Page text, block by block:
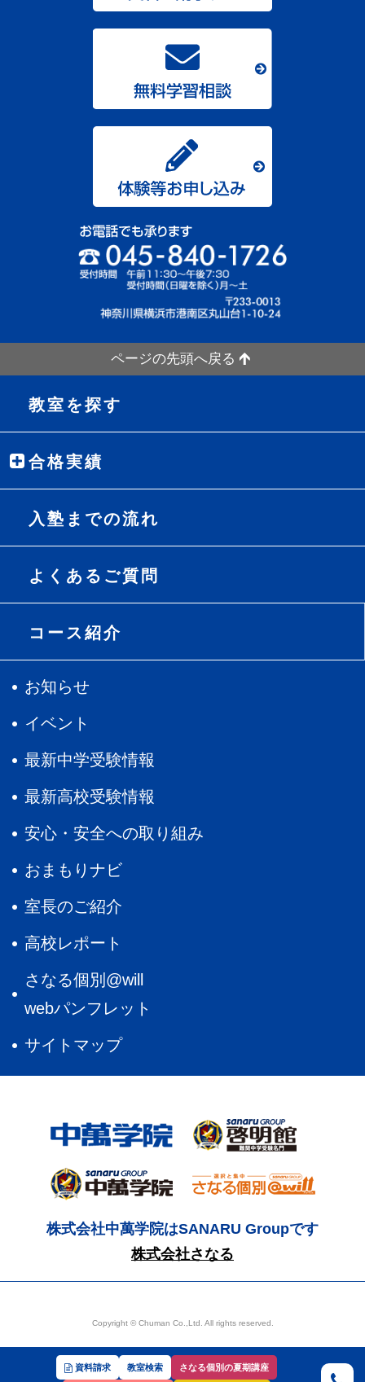
資料請求 教室検索 さなる個別の夏期講座
ページの先頭へ戻る
教室を探す
合格実績
入塾までの流れ
よくあるご質問
コース紹介
お知らせ
イベント
最新中学受験情報
最新高校受験情報
安心・安全への取り組み
おまもりナビ
室長のご紹介
高校レポート
さなる個別@will
webパンフレット
サイトマップ
株式会社中萬学院はSANARU Groupです
株式会社さなる
Copyright © Chuman Co.,Ltd. All rights reserved.